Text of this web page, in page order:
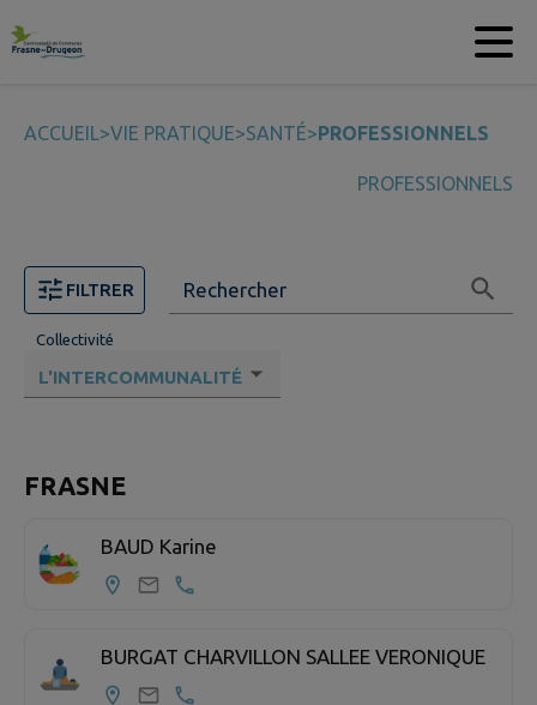
Contenu
ACCUEIL>VIE PRATIQUE>SANTÉ>PROFESSIONNELS
PROFESSIONNELS
FILTRER Rechercher
Collectivité
FRASNE
BAUD Karine
BURGAT CHARVILLON SALLEE VERONIQUE